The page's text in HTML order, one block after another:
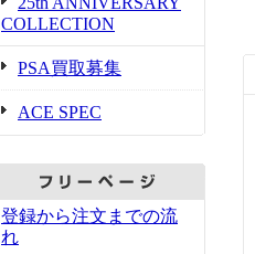
COLLECTION
PSA買取募集
ACE SPEC
登録から注文までの流
れ